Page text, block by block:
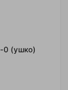
0 (ушко)